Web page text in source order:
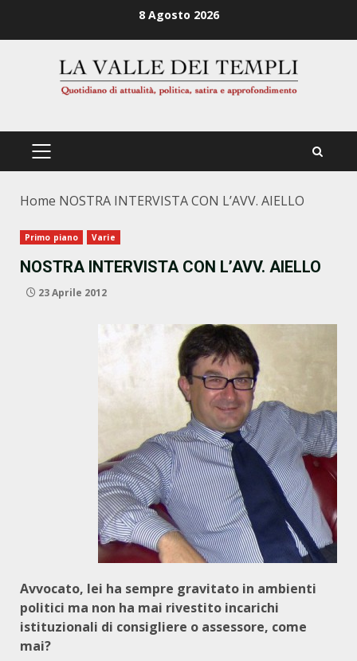
8 Agosto 2026
PRIMÄRES
Home NOSTRA INTERVISTA CON L’AVV. AIELLO
Primo piano Varie
NOSTRA INTERVISTA CON L’AVV. AIELLO
23 Aprile 2012
Avvocato, lei ha sempre gravitato in ambienti
politici ma non ha mai rivestito incarichi
istituzionali di consigliere o assessore, come
mai?